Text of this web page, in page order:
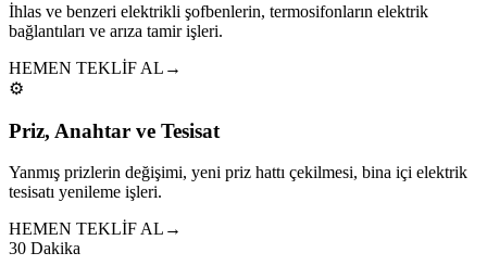
İhlas ve benzeri elektrikli şofbenlerin, termosifonların elektrik
bağlantıları ve arıza tamir işleri.
HEMEN TEKLİF AL →
⚙️
Priz, Anahtar ve Tesisat
Yanmış prizlerin değişimi, yeni priz hattı çekilmesi, bina içi elektrik
tesisatı yenileme işleri.
HEMEN TEKLİF AL →
30 Dakika